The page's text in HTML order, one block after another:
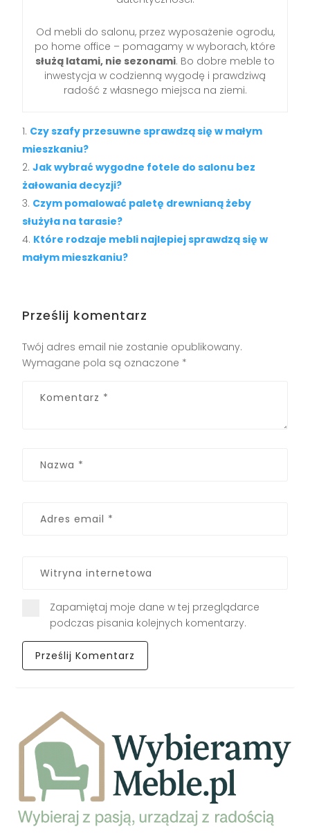
Od mebli do salonu, przez wyposażenie ogrodu,
po home office – pomagamy w wyborach, które
służą latami, nie sezonami. Bo dobre meble to
inwestycja w codzienną wygodę i prawdziwą
radość z własnego miejsca na ziemi.
Czy szafy przesuwne sprawdzą się w małym
mieszkaniu?
Jak wybrać wygodne fotele do salonu bez
żałowania decyzji?
Czym pomalować paletę drewnianą żeby
służyła na tarasie?
Które rodzaje mebli najlepiej sprawdzą się w
małym mieszkaniu?
Prześlij komentarz
Twój adres email nie zostanie opublikowany.
Wymagane pola są oznaczone *
Zapamiętaj moje dane w tej przeglądarce
podczas pisania kolejnych komentarzy.